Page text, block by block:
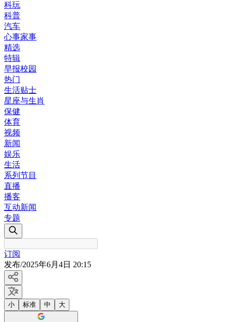
科玩
科普
汽车
心事家事
精选
特辑
早报校园
热门
生活贴士
星座与生肖
保健
体育
视频
新闻
娱乐
生活
系列节目
直播
播客
互动新闻
专题
订阅
发布/2025年6月4日 20:15
小 标准 中 大